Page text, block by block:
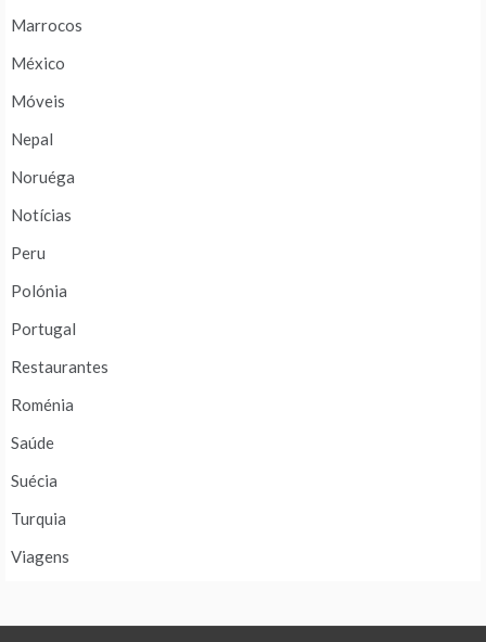
Marrocos
México
Móveis
Nepal
Noruéga
Notícias
Peru
Polónia
Portugal
Restaurantes
Roménia
Saúde
Suécia
Turquia
Viagens